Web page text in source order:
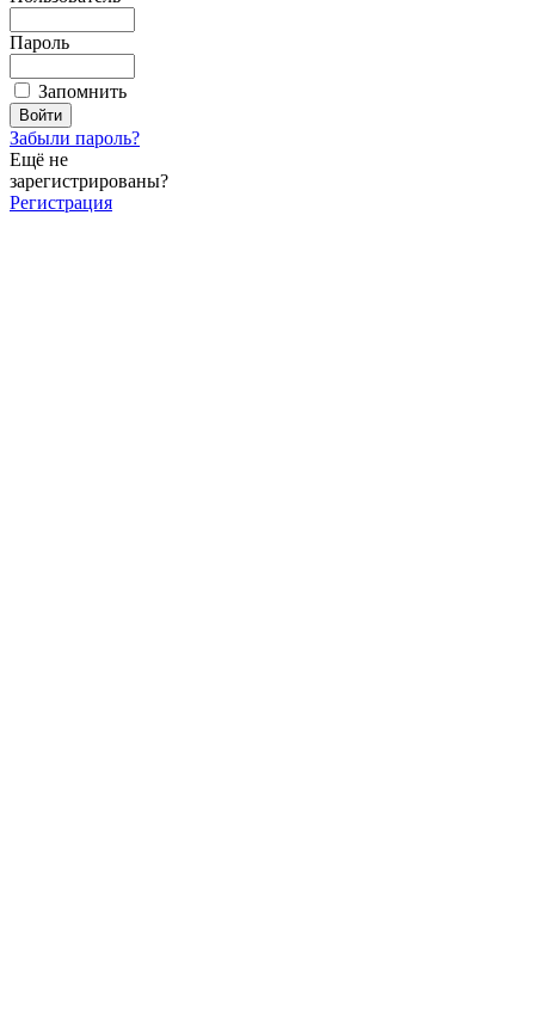
Пароль
Запомнить
Забыли пароль?
Ещё не
зарегистрированы?
Регистрация